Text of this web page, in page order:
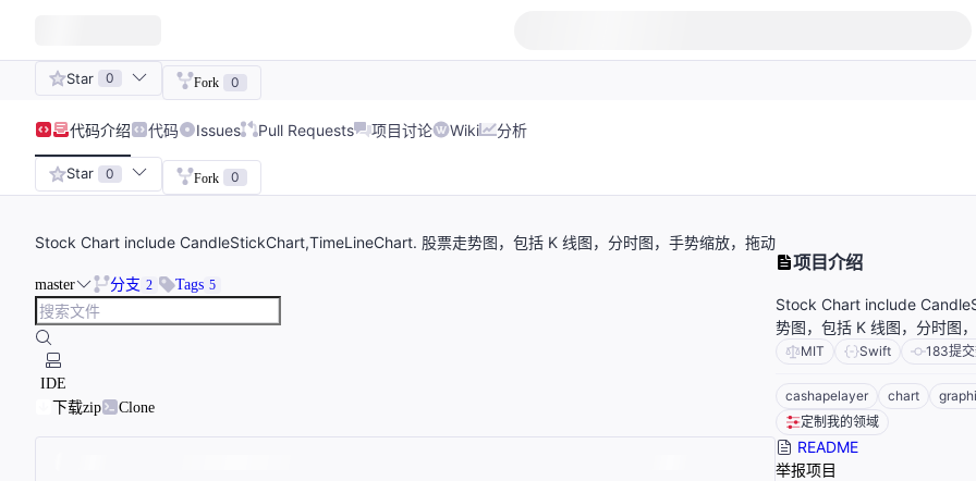
Star 0 Fork 0
代码介绍 代码 Issues Pull Requests 项目讨论 Wiki 分析
Star 0 Fork 0
Stock Chart include CandleStickChart,TimeLineChart. 股票走势图，包括 K 线图，分时图，手势缩放，拖动
master 分支 2 Tags 5
IDE
下载zip
Clone
项目介绍
Stock Chart include
势图，包括 K 线图，分时图
MIT Swift 183提
cashapelayer chart
定制我的领域
README
举报项目